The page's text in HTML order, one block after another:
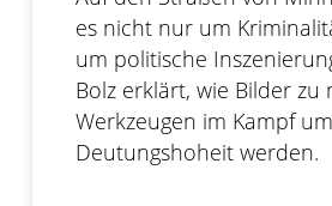
es nicht nur um
um politische
Bolz erklärt, wie Bilder zu
Werkzeugen im Kampf um
Deutungshoheit werden.